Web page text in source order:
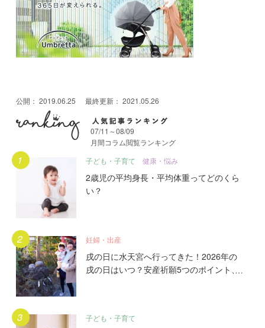
公開： 2019.06.25 最終更新： 2021.05.26
月間人気記事ランキング
07/11～08/09
月間コラム閲覧ランキング
子ども・子育て
健康・悩み
2歳児の平均身長・平均体重ってどのくら
い？
妊婦・出産
戌の日に水天宮へ行ってきた！2026年の
戌の日はいつ？安産祈願5つのポイント、
子ども・子育て